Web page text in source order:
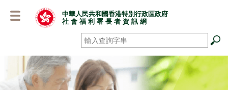
中華人民共和國香港特別行政區政府
社 會 福 利 署 長 者 資 訊 網
搜尋 *